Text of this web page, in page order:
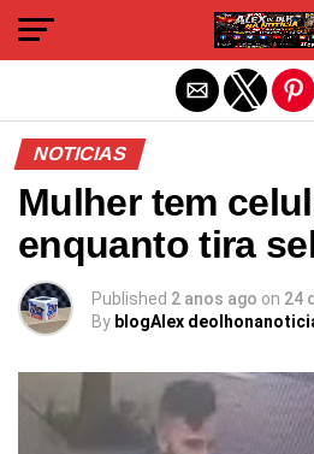
NOTICIAS
Mulher tem
enquanto tira
Published 2 anos ago on 24
By blogAlex
Sair da versão